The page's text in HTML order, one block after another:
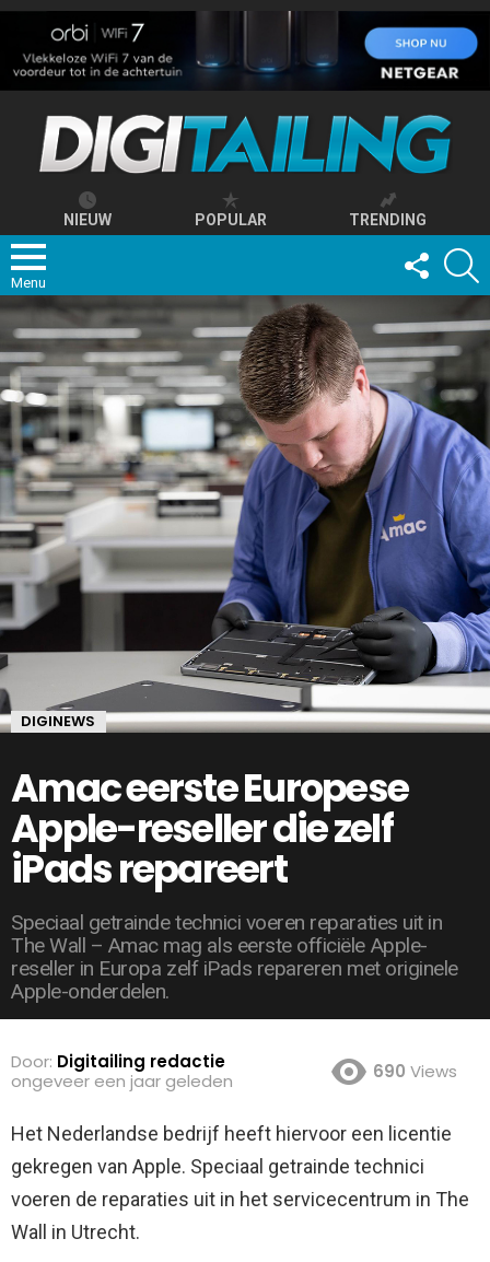
NIEUW POPULAR TRENDING
Menu
FOLLOW
US
DIGINEWS
Amac eerste Europese
Apple-reseller die zelf
iPads repareert
Speciaal getrainde technici voeren reparaties uit in
The Wall – Amac mag als eerste officiële Apple-
reseller in Europa zelf iPads repareren met originele
Apple-onderdelen.
Door: Digitailing redactie
ongeveer een jaar geleden
690 Views
Het Nederlandse bedrijf heeft hiervoor een licentie
gekregen van Apple. Speciaal getrainde technici
voeren de reparaties uit in het servicecentrum in The
Wall in Utrecht.